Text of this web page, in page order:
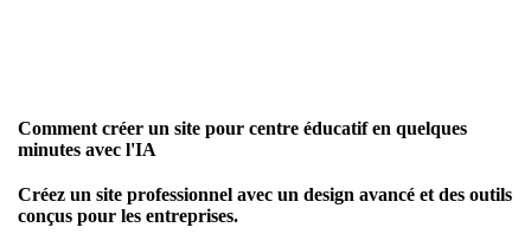
Comment créer un site pour centre éducatif en quelques
minutes avec l'IA
Créez un site professionnel avec un design avancé et des outils
conçus pour les entreprises.